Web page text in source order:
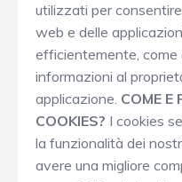
utilizzati per
web e delle
efficientemente, come
informazioni al
applicazione. COME E
COOKIES? I cookies
la funzionalità dei
avere una migliore